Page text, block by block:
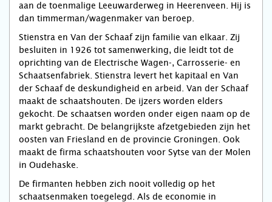
aan de toenmalige Leeuwarderweg in Heerenveen. Hij is
dan timmerman/wagenmaker van beroep.
Stienstra en Van der Schaaf zijn familie van elkaar. Zij
besluiten in 1926 tot samenwerking, die leidt tot de
oprichting van de Electrische Wagen-, Carrosserie- en
Schaatsenfabriek. Stienstra levert het kapitaal en Van
der Schaaf de deskundigheid en arbeid. Van der Schaaf
maakt de schaatshouten. De ijzers worden elders
gekocht. De schaatsen worden onder eigen naam op de
markt gebracht. De belangrijkste afzetgebieden zijn het
oosten van Friesland en de provincie Groningen. Ook
maakt de firma schaatshouten voor Sytse van der Molen
in Oudehaske.
De firmanten hebben zich nooit volledig op het
schaatsenmaken toegelegd. Als de economie in